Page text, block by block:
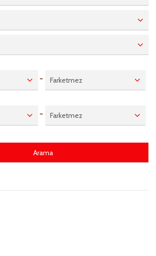
- Farketmez
-
Farketmez